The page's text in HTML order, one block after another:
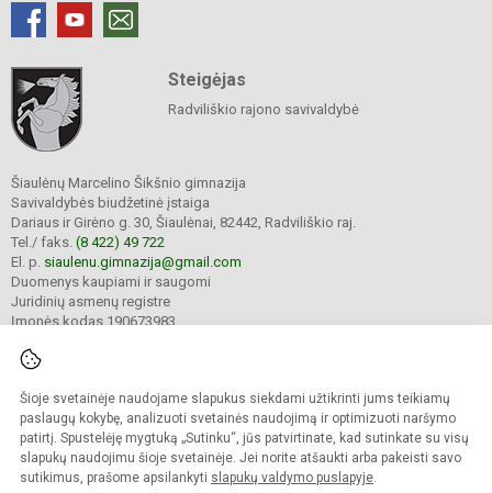
Šioje svetainėje naudojame slapukus siekdami užtikrinti jums teikiamų
paslaugų kokybę, analizuoti svetainės naudojimą ir optimizuoti naršymo
patirtį. Spustelėję mygtuką „Sutinku“, jūs patvirtinate, kad sutinkate su visų
slapukų naudojimu šioje svetainėje. Jei norite atšaukti arba pakeisti savo
sutikimus, prašome apsilankyti slapukų valdymo puslapyje.
Steigėjas
Radviliškio rajono savivaldybė
Šiaulėnų Marcelino Šikšnio gimnazija
Savivaldybės biudžetinė įstaiga
Dariaus ir Girėno g. 30, Šiaulėnai, 82442, Radviliškio raj.
Tel./ faks. (8 422) 49 722
El. p. siaulenu.gimnazija@gmail.com
Duomenys kaupiami ir saugomi
Juridinių asmenų registre
Įmonės kodas 190673983
© 2023. Šiaulėnų Marcelino Šikšnio gimnazija. Visos teisės saugomos.
Kopijuoti turinį be raštiško gimnazijos sutikimo griežtai draudžiama.
Prieinamumo paraiška Slapukų valdymas
Sumanus būdas atnaujinti